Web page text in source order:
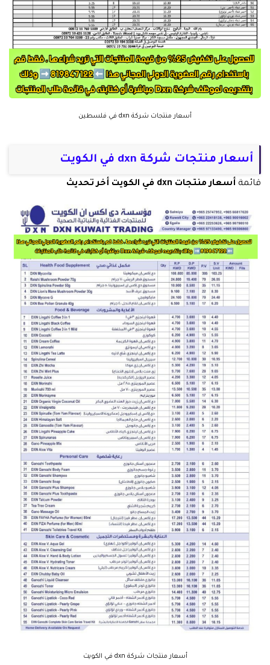
أسعار منتجات شركة dxn في فلسطين
أسعار منتجات شركة dxn في الكويت
قائمة أسعار منتجات dxn في الكويت أخر تحديث
أسعار منتجات شركة dxn في الكويت